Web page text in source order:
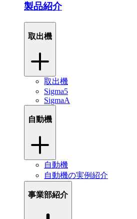
製品紹介
取出機
取出機
Sigma5
SigmaA
自動機
自動機
自動機の実例紹介
事業部紹介